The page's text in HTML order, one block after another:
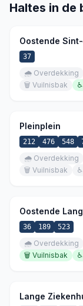
Haltes in de
Oostende
37
🌧️ Overdekking
🗑️ Vuilnisbak ♿
Pleinplein
212 476 548
🌧️ Overdekking
🗑️ Vuilnisbak ♿
Oostende
36 189 523
🌧️ Overdekking
🗑️ Vuilnisbak ♿
Lange